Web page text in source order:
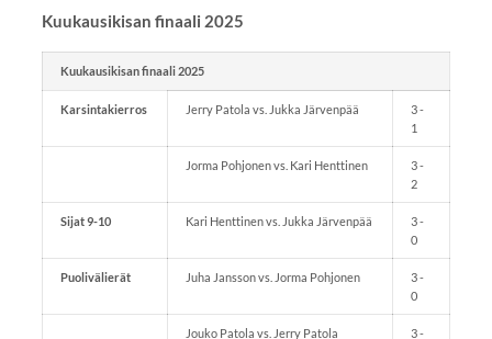
Kuukausikisan finaali 2025
Kuukausikisan finaali 2025
Karsintakierros Jerry Patola vs. Jukka Järvenpää
3 -
1
Jorma Pohjonen vs. Kari Henttinen
3 -
2
Sijat 9-10 Kari Henttinen vs. Jukka Järvenpää
3 -
0
Puolivälierät Juha Jansson vs. Jorma Pohjonen
3 -
0
Jouko Patola vs. Jerry Patola
3 -